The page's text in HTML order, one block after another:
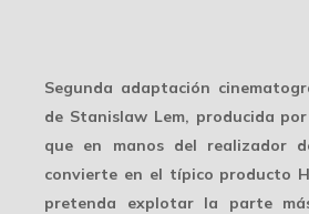
Segunda adaptación
de Stanislaw Lem, producida
que en manos del realizador
convierte en el típico producto
pretenda explotar la parte